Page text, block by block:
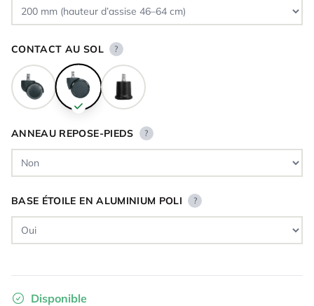
CONTACT AU SOL ?
ANNEAU REPOSE-PIEDS ?
BASE ÉTOILE EN ALUMINIUM POLI ?
Disponible